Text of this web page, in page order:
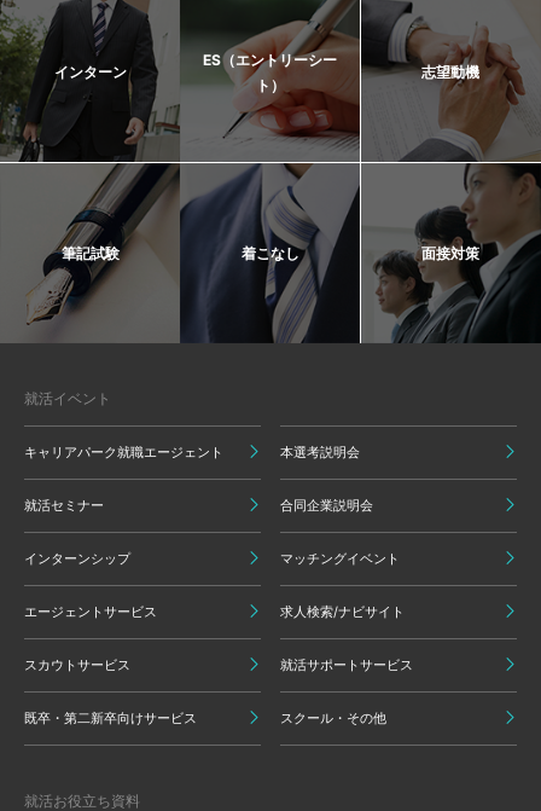
インターン
ES（エントリーシー
ト）
志望動機
筆記試験 着こなし 面接対策
就活イベント
キャリアパーク就職エージェント 本選考説明会
就活セミナー 合同企業説明会
インターンシップ マッチングイベント
エージェントサービス 求人検索/ナビサイト
スカウトサービス 就活サポートサービス
既卒・第二新卒向けサービス スクール・その他
就活お役立ち資料